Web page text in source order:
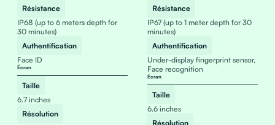
Résistance
IP68 (up to 6 meters depth for
30 minutes)
Authentification
Face ID
Écran
Taille
6.7 inches
Résolution
Résistance
IP67 (up to 1 meter depth for 30
minutes)
Authentification
Under-display fingerprint sensor,
Face recognition
Écran
Taille
6.6 inches
Résolution